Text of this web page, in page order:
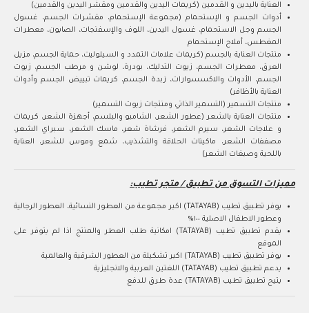
العناية باليدين و القدمين (كريمات اليدين والقدمين ومقشر اليدين والقدمين)
أدوات الجسم و الإستحمام (مجموعة الإستحمام، مقشرات الجسم، غسول
الجسم وجل الاستحمام، غسول اليدين، اللوف والإسفنجات، الصابون، معطرات
المغطس، أملاح الإستحمام
منتجات العناية بالجسم (كريمات علامات التمدد و السيلوليت، حماية الجسم، مزيل
العرق، معطرات الجسم، زيوت التدليك، بودرة، لوشن و مرطب الجسم، زيوت
الجسم، الأدوات والاكسسوارات، زبدة الجسم، كريمات تبييض الجسم وأدوات
العناية بالأظافر)
منتجات التسمير (التسمير الذاتي ومنتجات زيوت التسمير)
منتجات العناية بالشعر (عطور الشعر، الشامبو والبلسم، أجهزة الشعر، كريمات
و علاجات الشعر، سيرم الشعر، فرشاة شعر، ماسك الشعر، سبراي الشعر،
مصففات الشعر، ماكينات الحلاقة والتشذيب، شمع وموس للشعر، العناية
باللحية وصبغات الشعر)
مميزات التسوق من تطبيق / متجر تطيب:
يوفر تطبيق تطيب (TATAYAB) اكبر مجموعة من العطور النسائية، العطور الرجالية
وعطور الاطفال الاصلية ١٠٠%
يقدم تطبيق تطيب (TATAYAB) امكانية طلب العطر والمنتج اذا لم يتوفر على
الموقع
يوفر تطبيق تطيب (TATAYAB) اكبر تشكيلة من العطور الشرقية والعالمية
يدعم تطبيق تطيب (TATAYAB) اللغتين العربية والانجليزية
يتيح تطبيق تطيب (TATAYAB) عدة طرق للدفع